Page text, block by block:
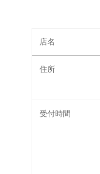
店名
住所
受付時間